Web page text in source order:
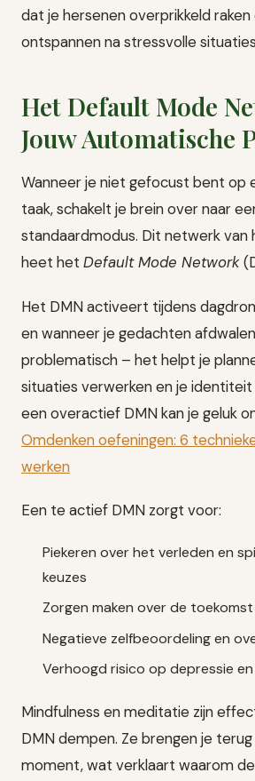
dat je hersenen overprikkeld
ontspannen na stressvolle
Het Default Mode
Jouw Automatische
Wanneer je niet gefocust bent op
taak, schakelt je brein over naar
standaardmodus. Dit netwerk van
heet het Default Mode Network
Het DMN activeert tijdens
en wanneer je gedachten
problematisch – het helpt je
situaties verwerken en je
een overactief DMN kan je geluk
Omdenken oefeningen: 6
werken
Een te actief DMN zorgt voor:
Piekeren over het verleden en
keuzes
Zorgen maken over de
Negatieve zelfbeoordeling en
Verhoogd risico op depressie
Mindfulness en meditatie zijn
DMN dempen. Ze brengen je
moment, wat verklaart waarom